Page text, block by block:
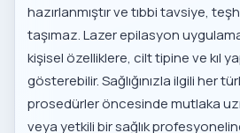
hazırlanmıştır ve tıbbi tavsiye,
taşımaz. Lazer epilasyon
kişisel özelliklere, cilt tipine ve kıl
gösterebilir. Sağlığınızla ilgili her
prosedürler öncesinde mutlaka
veya yetkili bir sağlık